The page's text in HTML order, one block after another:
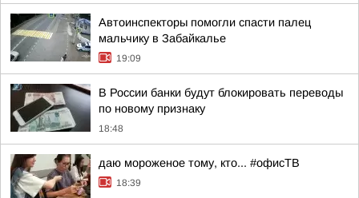
Автоинспекторы помогли спасти палец
мальчику в Забайкалье
19:09
В России банки будут блокировать переводы
по новому признаку
18:48
даю мороженое тому, кто... #офисТВ
18:39